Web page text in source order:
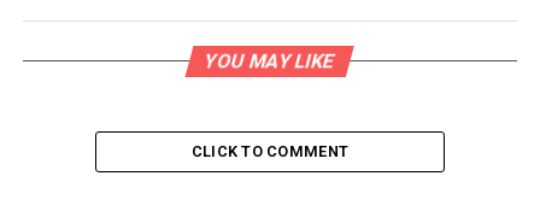
YOU MAY LIKE
CLICK TO COMMENT